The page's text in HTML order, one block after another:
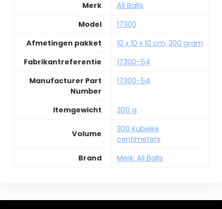
Merk
All Balls
Model
17300
Afmetingen pakket
10 x 10 x 10 cm; 300 gram
Fabrikantreferentie
17300-54
Manufacturer Part
Number
17300-54
Itemgewicht 300 g
Volume
300 Kubieke
centimeters
Brand
Merk: All Balls